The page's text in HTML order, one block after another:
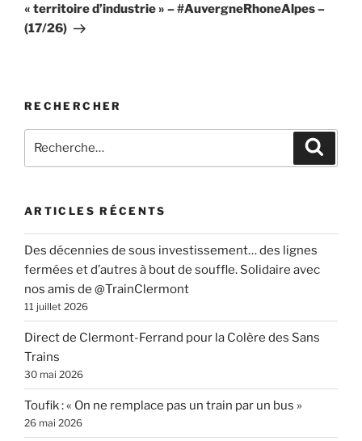
« territoire d’industrie » – #AuvergneRhoneAlpes –
(17/26)
RECHERCHER
pour
ARTICLES RÉCENTS
Des décennies de sous investissement… des lignes
fermées et d’autres à bout de souffle. Solidaire avec
nos amis de @TrainClermont
11 juillet 2026
Direct de Clermont-Ferrand pour la Colère des Sans
Trains
30 mai 2026
Toufik : « On ne remplace pas un train par un bus »
26 mai 2026